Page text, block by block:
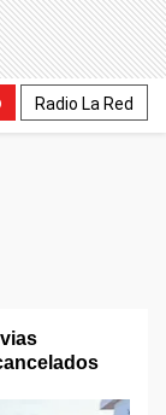
Radio La Red